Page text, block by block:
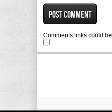
Comments links could be